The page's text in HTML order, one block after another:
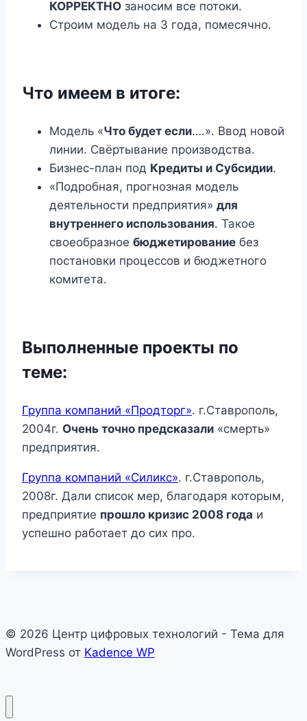
КОРРЕКТНО заносим все потоки.
Строим модель на 3 года, помесячно.
Что имеем в итоге:
Модель «Что будет если….». Ввод новой
линии. Свёртывание производства.
Бизнес-план под Кредиты и Субсидии.
«Подробная, прогнозная модель
деятельности предприятия» для
внутреннего использования. Такое
своеобразное бюджетирование без
постановки процессов и бюджетного
комитета.
Выполненные проекты по
теме:
Группа компаний «Продторг». г.Ставрополь,
2004г. Очень точно предсказали «смерть»
предприятия.
Группа компаний «Силикс». г.Ставрополь,
2008г. Дали список мер, благодаря которым,
предприятие прошло кризис 2008 года и
успешно работает до сих про.
© 2026 Центр цифровых технологий - Тема для
WordPress от Kadence WP